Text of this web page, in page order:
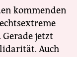
kommenden
jetzt
Auch